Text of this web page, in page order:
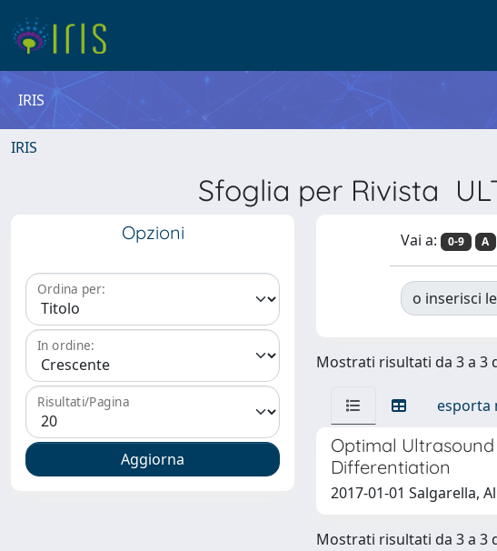
IRIS
IRIS
Sfoglia per Rivista
Opzioni
Ordina per:
In ordine:
Risultati/Pagina
Vai a: 0-9 A
o inserisci
Mostrati risultati da 3 a 3
esporta
Optimal Ultrasound
Differentiation
2017-01-01 Salgarella,
Mostrati risultati da 3 a 3